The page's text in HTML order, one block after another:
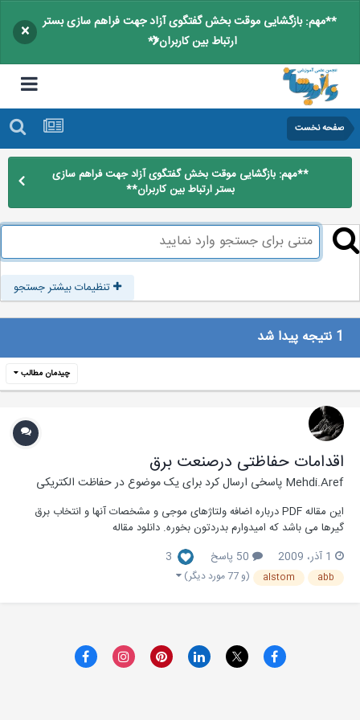
**مهم: بازگشایی موقت بخش گفتگوی آزاد جهت فراهم سازی بستر
ارتباط بین کاربران**
×
صفحه نخست
**مهم: بازگشایی موقت بخش گفتگوی آزاد جهت فراهم سازی
بستر ارتباط بین کاربران**
تنظیمات بیشتر جستجو
چیدمان مطالب
اقدامات حفاظتی درصنعت برق
Mehdi.Arefپاسخی ارسال کرد برای یک موضوع درحفاظت الکتریکی
این مقاله PDF درباره اضافه ولتاژهای موجی و مشخصات آنها و انتخاب برق
گیرها می باشد که امیدوارم بدردتون بخوره. دانلود مقاله
1 آذر، 2009
50 پاسخ 3
abb
alstom (و 77 مورد دیگر)